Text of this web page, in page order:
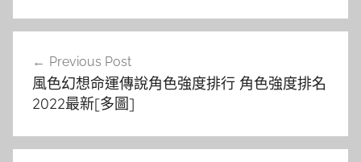
覽
Previous Post
風色幻想命運傳說角色強度排行 角色強度排名
2022最新[多圖]